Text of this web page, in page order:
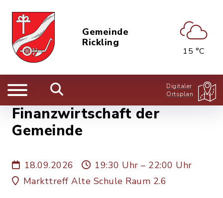
Gemeinde
Rickling
15 °C
Digitaler
Ortsplan
Finanzwirtschaft der
Gemeinde
18.09.2026
19:30 Uhr – 22:00 Uhr
Markttreff Alte Schule Raum 2.6